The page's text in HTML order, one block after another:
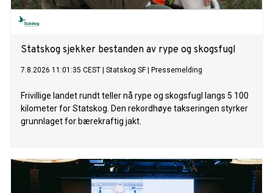
Statskog sjekker bestanden av rype og skogsfugl
7.8.2026 11:01:35 CEST Statskog SF| Pressemelding
Frivillige landet rundt teller nå rype og skogsfugl langs 5 100
kilometer for Statskog. Den rekordhøye takseringen styrker
grunnlaget for bærekraftig jakt.